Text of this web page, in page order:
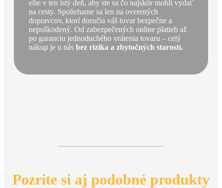
ešte v ten istý deň, aby ste sa čo najskôr mohli vydať
na cesty. Spoliehame sa len na overených
dopravcov, ktorí doručia váš tovar bezpečne a
nepoškodený. Od zabezpečených online platieb až
po garanciu jednoduchého vrátenia tovaru – celý
nákup je u nás bez rizika a zbytočných starostí.
Pozrite si aj podobné produkty